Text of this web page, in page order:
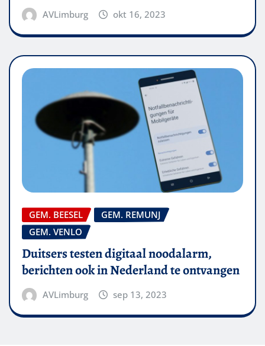
AVLimburg okt 16, 2023
GEM. BEESEL
GEM. REMUNJ
GEM. VENLO
Duitsers testen digitaal noodalarm,
berichten ook in Nederland te ontvangen
AVLimburg sep 13, 2023